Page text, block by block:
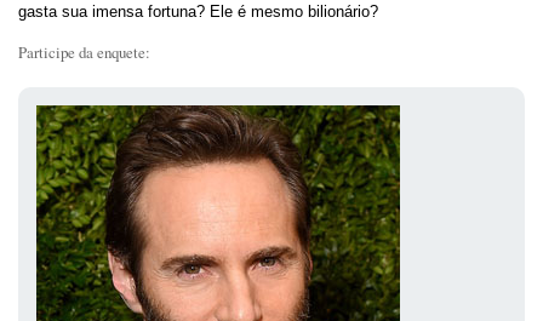
gasta sua imensa fortuna? Ele é mesmo bilionário?
Participe da enquete: